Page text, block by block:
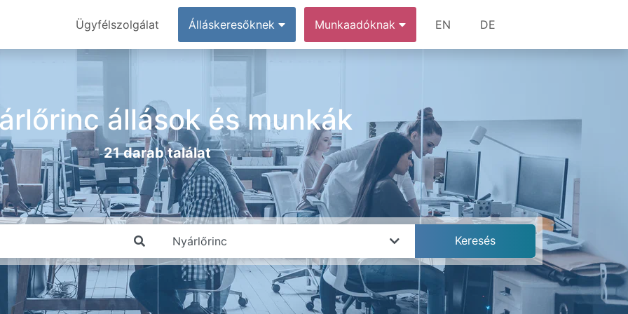
Ügyfélszolgálat Álláskeresőknek Munkaadóknak EN DE
állások és munkák
21 darab találat